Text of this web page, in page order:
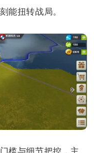
能扭转战局。